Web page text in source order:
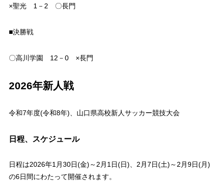
×聖光 1－2 〇長門
■決勝戦
〇高川学園 12－0 ×長門
2026年新人戦
令和7年度(令和8年)、山口県高校新人サッカー競技大会
日程、スケジュール
日程は2026年1月30日(金)～2月1日(日)、2月7日(土)～2月9日(月)
の6日間にわたって開催されます。